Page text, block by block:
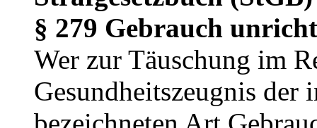
§ 279 Gebrauch
Wer zur Täuschung im
Gesundheitszeugnis der